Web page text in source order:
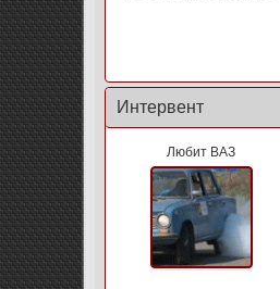
Интервент
Любит ВАЗ